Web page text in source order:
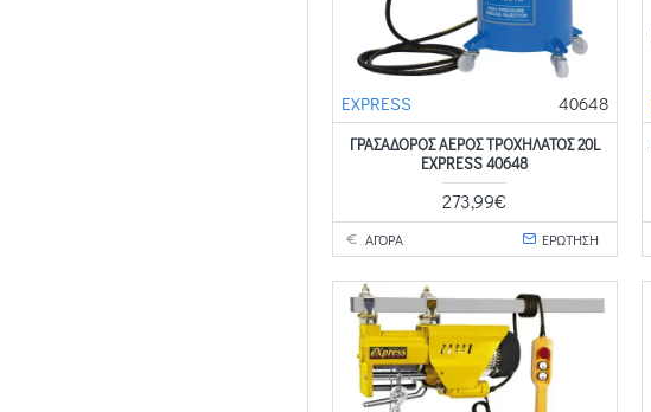
EXPRESS 40648
ΓΡΑΣΑΔΟΡΟΣ ΑΕΡΟΣ ΤΡΟΧΗΛΑΤΟΣ 20L
EXPRESS 40648
273,99€
ΑΓΟΡΑ ΕΡΩΤΗΣΗ